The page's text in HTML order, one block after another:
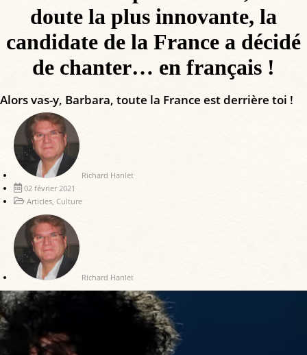
doute la plus innovante, la
candidate de la France a décidé
de chanter… en français !
Alors vas-y, Barbara, toute la France est derrière toi !
Richard Hanlet
02 février 2021
Articles, Culture
Richard Hanlet